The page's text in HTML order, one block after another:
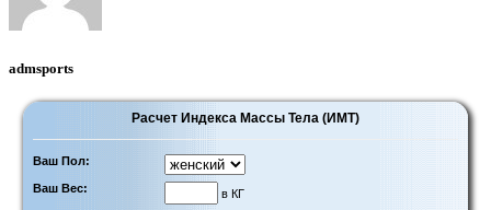
admsports
Расчет Индекса Массы Тела (ИМТ)
Ваш Пол:
Ваш Вес:
в КГ